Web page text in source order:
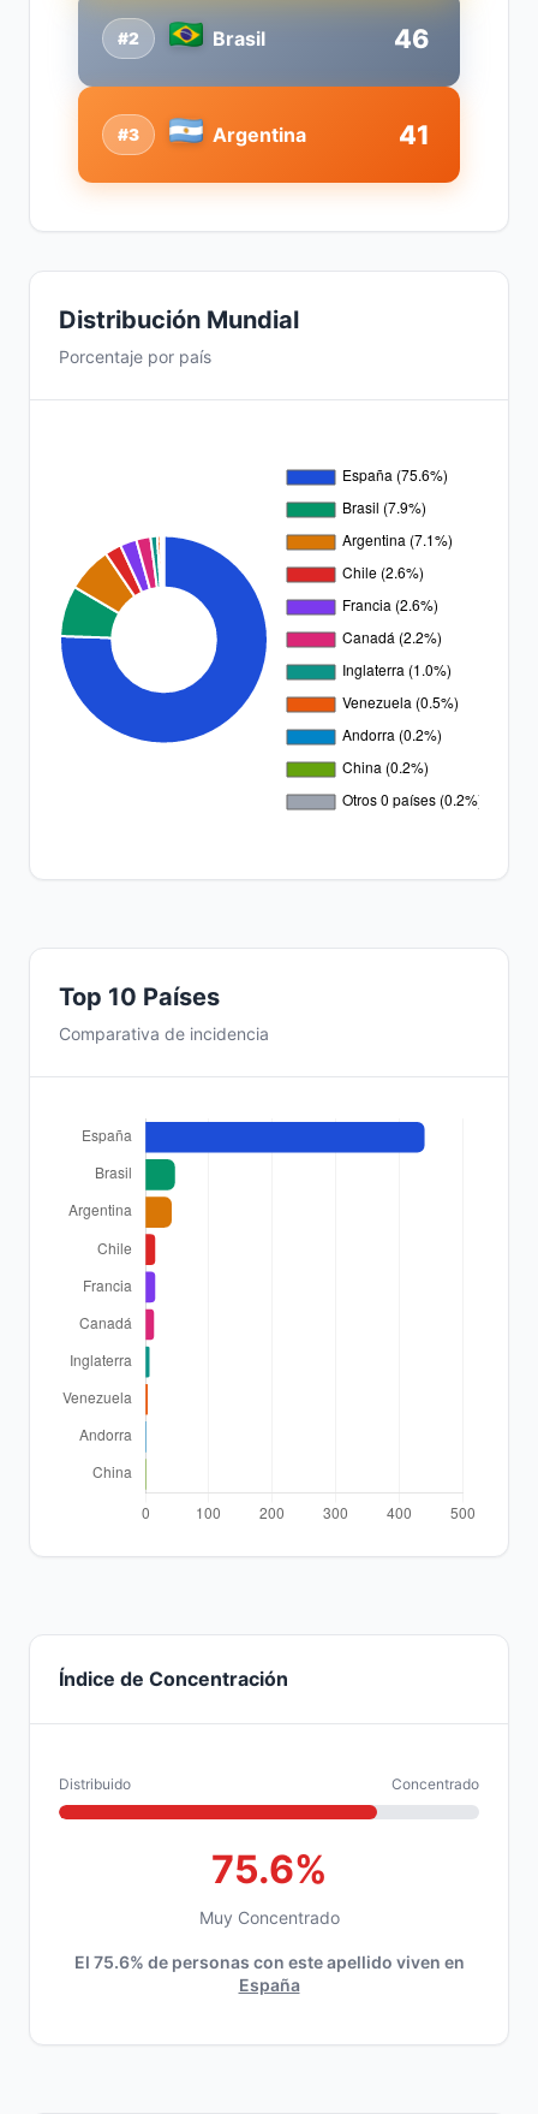
#2 Brasil 46
#3 Argentina 41
Distribución Mundial
Porcentaje por país
Top 10 Países
Comparativa de incidencia
Índice de Concentración
Distribuido Concentrado
75.6%
Muy Concentrado
El 75.6% de personas con este apellido viven en
España